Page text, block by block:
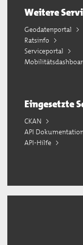
Weitere
Geodatenportal
Ratsinfo
Serviceportal
Eingesetzte
CKAN
API Dokumentation
API-Hilfe